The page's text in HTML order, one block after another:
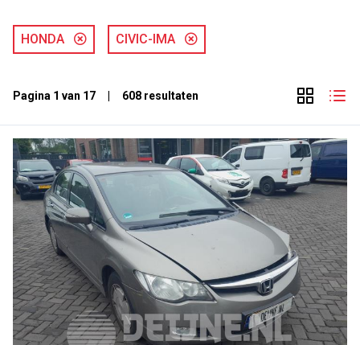
HONDA CIVIC-IMA
Pagina 1 van 17 | 608 resultaten